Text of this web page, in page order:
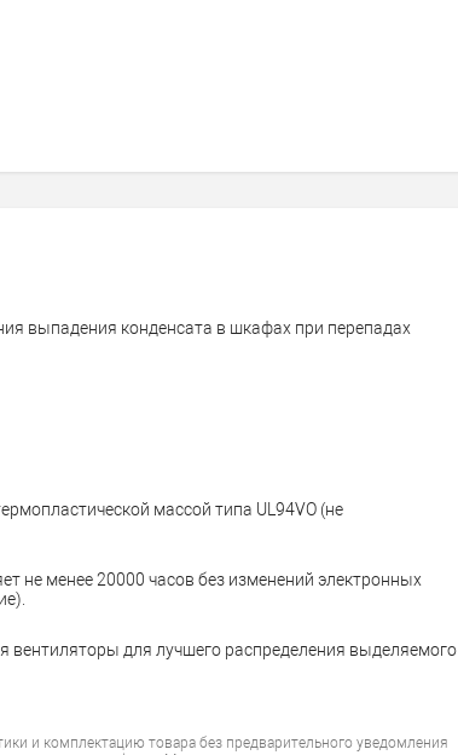
выпадения конденсата в шкафах при перепадах
массой типа UL94VO (не
не менее 20000 часов без изменений электронных
для лучшего распределения выделяемого
и комплектацию товара без предварительного уведомления